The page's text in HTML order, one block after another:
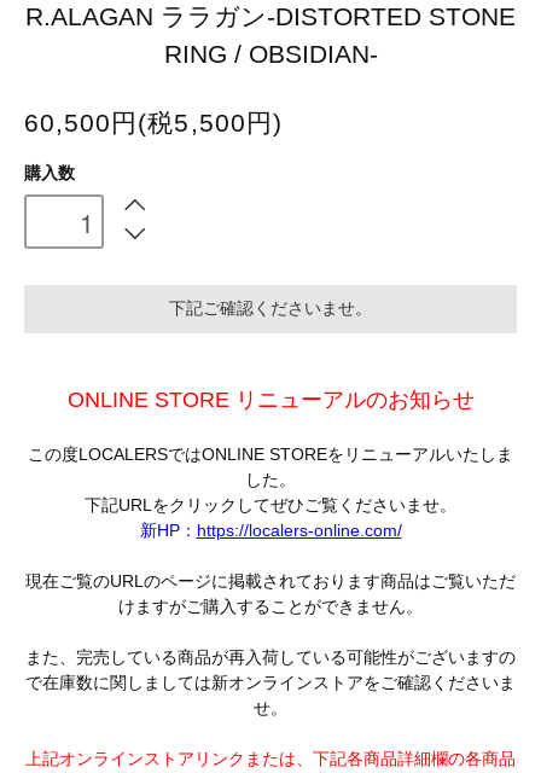
R.ALAGAN ララガン-DISTORTED STONE
RING / OBSIDIAN-
60,500円(税5,500円)
購入数
下記ご確認くださいませ。
ONLINE STORE リニューアルのお知らせ
この度LOCALERSではONLINE STOREをリニューアルいたしま
した。
下記URLをクリックしてぜひご覧くださいませ。
新HP： https://localers-online.com/
現在ご覧のURLのページに掲載されております商品はご覧いただ
けますがご購入することができません。
また、完売している商品が再入荷している可能性がございますの
で在庫数に関しましては新オンラインストアをご確認くださいま
せ。
上記オンラインストアリンクまたは、下記各商品詳細欄の各商品